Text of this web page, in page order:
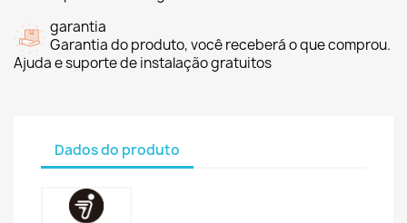
garantia
Garantia do produto, você receberá o que comprou.
Ajuda e suporte de instalação gratuitos
Dados do produto